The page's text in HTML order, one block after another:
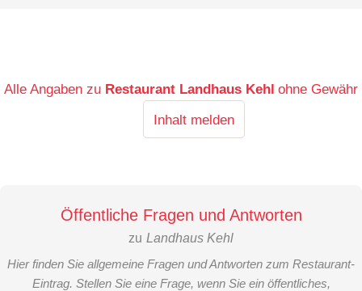
Alle Angaben zu Restaurant Landhaus Kehl ohne Gewähr
Inhalt melden
Öffentliche Fragen und Antworten
zu Landhaus Kehl
Hier finden Sie allgemeine Fragen und Antworten zum Restaurant-
Eintrag. Stellen Sie eine Frage, wenn Sie ein öffentliches,